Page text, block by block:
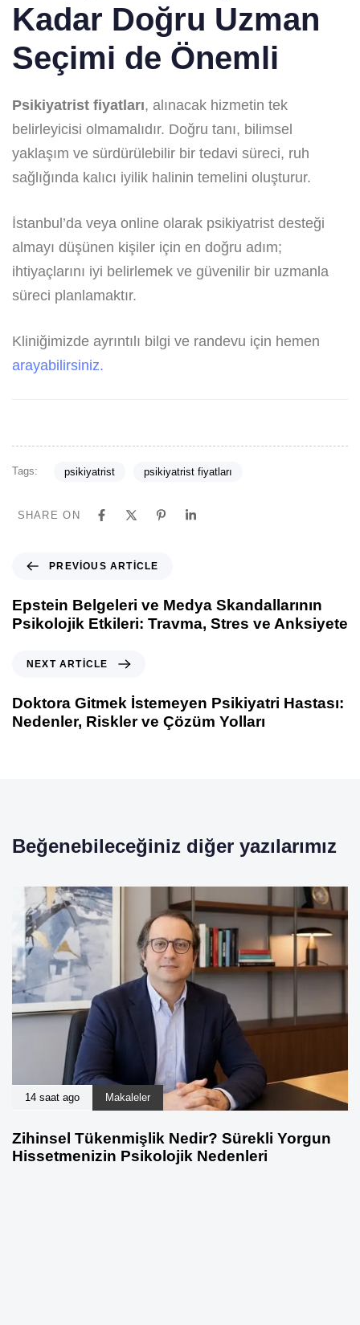
Kadar Doğru Uzman
Seçimi de Önemli
Psikiyatrist fiyatları, alınacak hizmetin tek
belirleyicisi olmamalıdır. Doğru tanı, bilimsel
yaklaşım ve sürdürülebilir bir tedavi süreci, ruh
sağlığında kalıcı iyilik halinin temelini oluşturur.
İstanbul’da veya online olarak psikiyatrist desteği
almayı düşünen kişiler için en doğru adım;
ihtiyaçlarını iyi belirlemek ve güvenilir bir uzmanla
süreci planlamaktır.
Kliniğimizde ayrıntılı bilgi ve randevu için hemen
arayabilirsiniz.
Tags: psikiyatrist psikiyatrist fiyatları
SHARE ON
PREVIOUS ARTICLE
Epstein Belgeleri ve Medya Skandallarının
Psikolojik Etkileri: Travma, Stres ve Anksiyete
NEXT ARTICLE
Doktora Gitmek İstemeyen Psikiyatri Hastası:
Nedenler, Riskler ve Çözüm Yolları
Beğenebileceğiniz diğer yazılarımız
14 saat ago Makaleler
Zihinsel Tükenmişlik Nedir? Sürekli Yorgun
Hissetmenizin Psikolojik Nedenleri